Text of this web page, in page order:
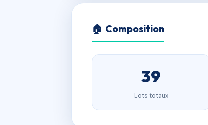
🏠 Composition
39
Lots totaux